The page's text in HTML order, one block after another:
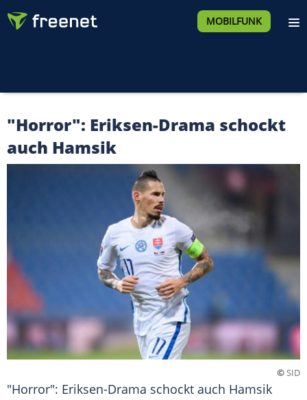
MOBILFUNK
"Horror": Eriksen-Drama schockt
auch Hamsik
©SID
"Horror": Eriksen-Drama schockt auch Hamsik